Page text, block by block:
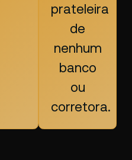
prateleira
de
nenhum
banco
ou
corretora.